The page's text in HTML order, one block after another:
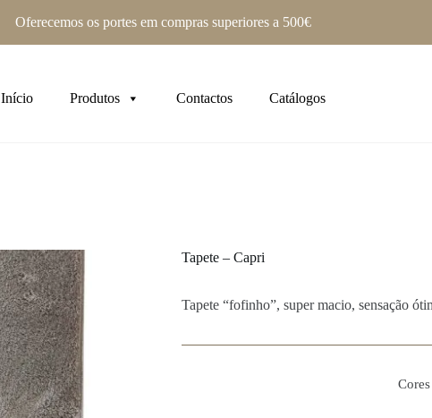
Oferecemos os portes em compras superiores a 500€
Início Produtos Contactos Catálogos
Tapete – Capri
Tapete “fofinho”, super macio, sensação
Cores